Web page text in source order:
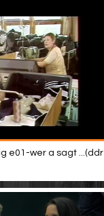
e01-wer a sagt ...(ddr